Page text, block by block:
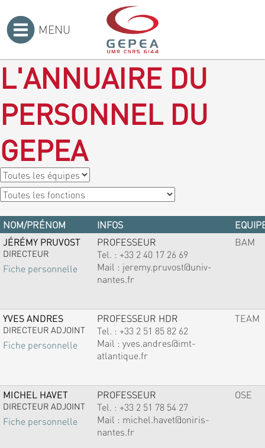
MENU
L'ANNUAIRE DU
PERSONNEL DU
GEPEA
NOM/PRÉNOM INFOS
JÉRÉMY PRUVOST
DIRECTEUR
Fiche personnelle
PROFESSEUR
Tel. : +33 2 40 17 26 69
Mail : jeremy.pruvost@univ-
nantes.fr
BAM
YVES ANDRES
DIRECTEUR ADJOINT
Fiche personnelle
PROFESSEUR HDR
Tel. : +33 2 51 85 82 62
Mail : yves.andres@imt-
atlantique.fr
TEAM
MICHEL HAVET
DIRECTEUR ADJOINT
Fiche personnelle
PROFESSEUR
Tel. : +33 2 51 78 54 27
Mail : michel.havet@oniris-
nantes.fr
OSE